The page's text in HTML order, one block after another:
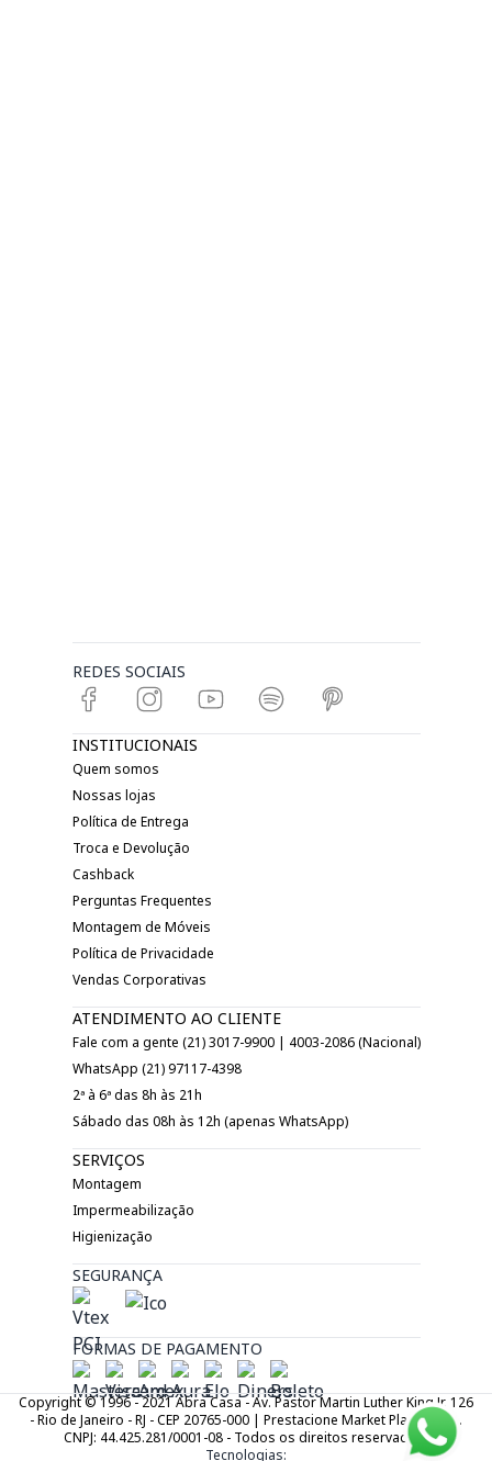
REDES SOCIAIS
INSTITUCIONAIS
Quem somos
Nossas lojas
Política de Entrega
Troca e Devolução
Cashback
Perguntas Frequentes
Montagem de Móveis
Política de Privacidade
Vendas Corporativas
ATENDIMENTO AO CLIENTE
Fale com a gente (21) 3017-9900 | 4003-2086 (Nacional)
WhatsApp (21) 97117-4398
2ª à 6ª das 8h às 21h
Sábado das 08h às 12h (apenas WhatsApp)
SERVIÇOS
Montagem
Impermeabilização
Higienização
SEGURANÇA
FORMAS DE PAGAMENTO
Copyright © 1996 - 2021 Abra Casa - Av. Pastor Martin Luther King Jr. 126
- Rio de Janeiro - RJ - CEP 20765-000 | Prestacione Market Place LTDA.
CNPJ: 44.425.281/0001-08 - Todos os direitos reservados.
Tecnologias: